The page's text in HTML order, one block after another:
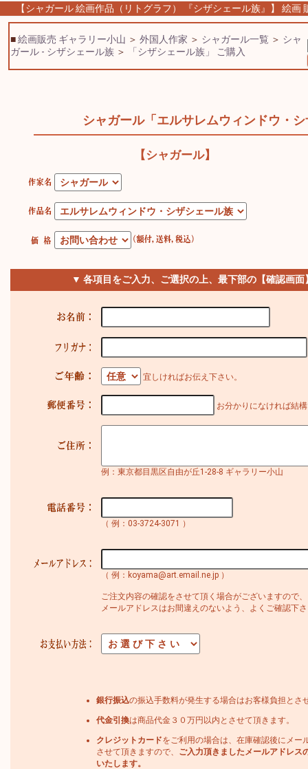
【シャガール 絵画作品（リトグラフ） 『シザシェール族』】 絵画
■絵画販売 ギャラリー小山 ＞ 外国人作家 ＞ シャガール一覧 ＞ シャ
ガール - シザシェール族 ＞ 「シザシェール族」 ご購入
シャガール「エルサレムウィンドウ・
【シャガール】
▼ 各項目をご入力、ご選択の上、最下部の【確認画
宜しければお伝え下さい。
お分かりになければ結
例：東京都目黒区自由が丘1-28-8 ギャラリー小山
（ 例：03-3724-3071 ）
（ 例：koyama@art.email.ne.jp ）
ご注文内容の確認をさせて頂く場合がございますので、
メールアドレスはお間違えのないよう、よくご確認下
銀行振込の振込手数料が発生する場合はお客様負担とさ
代金引換は商品代金３０万円以内とさせて頂きます。
クレジットカードをご利用の場合は、在庫確認後にメー
させて頂きますので、
ご入力頂きましたメールアドレス
いたします。